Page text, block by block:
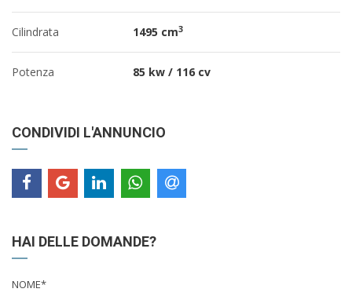
Cilindrata 1495 cm3
Potenza 85 kw / 116 cv
CONDIVIDI L'ANNUNCIO
HAI DELLE DOMANDE?
NOME*